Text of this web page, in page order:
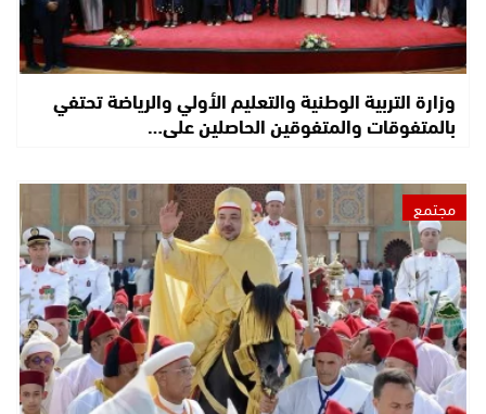
وزارة التربية الوطنية والتعليم الأولي والرياضة تحتفي
بالمتفوقات والمتفوقين الحاصلين على…
مجتمع